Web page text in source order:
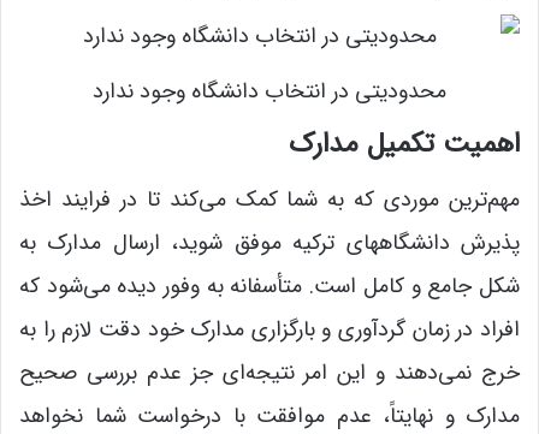
محدودیتی در انتخاب دانشگاه وجود ندارد
اهمیت تکمیل مدارک
مهم‌ترین موردی که به شما کمک می‌‌کند تا در فرایند اخذ
پذیرش دانشگاههای ترکیه موفق شوید، ارسال مدارک به
شکل جامع و کامل است. متأسفانه به وفور دیده می‌شود که
افراد در زمان گردآوری و بارگزاری مدارک خود دقت لازم را به
خرج نمی‌دهند و این امر نتیجه‌ای جز عدم بررسی صحیح
مدارک و نهایتاً، عدم موافقت با درخواست شما نخواهد